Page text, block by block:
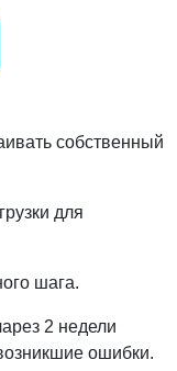
собственный
для
шага.
2 недели
ошибки.